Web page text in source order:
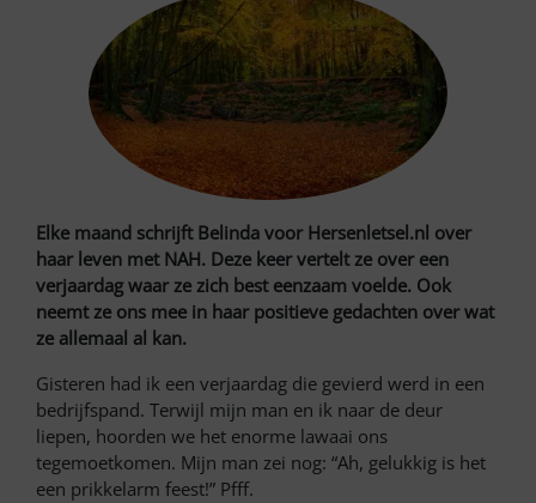
Elke maand schrijft Belinda voor Hersenletsel.nl over
haar leven met NAH. Deze keer vertelt ze over een
verjaardag waar ze zich best eenzaam voelde. Ook
neemt ze ons mee in haar positieve gedachten over wat
ze allemaal al kan.
Gisteren had ik een verjaardag die gevierd werd in een
bedrijfspand. Terwijl mijn man en ik naar de deur
liepen, hoorden we het enorme lawaai ons
tegemoetkomen. Mijn man zei nog: “Ah, gelukkig is het
een prikkelarm feest!” Pfff.